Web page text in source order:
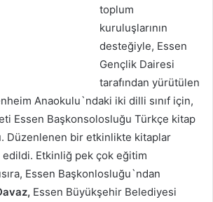
toplum
kuruluşlarının
desteğiyle, Essen
Gençlik Dairesi
tarafından yürütülen
Anaokulu`ndaki iki dilli sınıf için,
Essen Başkonsolosluğu Türkçe kitap
Düzenlenen bir etkinlikte kitaplar
Etkinliğ pek çok eğitim
Essen Başkonlosluğu`ndan
Essen Büyükşehir Belediyesi